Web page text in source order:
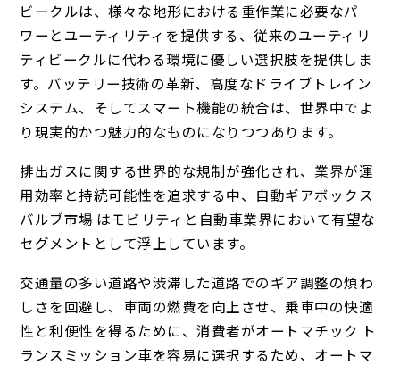
ビークルは、様々な地形における重作業に必要なパ
ワーとユーティリティを提供する、従来のユーティリ
ティビークルに代わる環境に優しい選択肢を提供しま
す。バッテリー技術の革新、高度なドライブトレイン
システム、そしてスマート機能の統合は、世界中でよ
り現実的かつ魅力的なものになりつつあります。
排出ガスに関する世界的な規制が強化され、業界が運
用効率と持続可能性を追求する中、自動ギアボックス
バルブ市場 はモビリティと自動車業界において有望な
セグメントとして浮上しています。
交通量の多い道路や渋滞した道路でのギア調整の煩わ
しさを回避し、車両の燃費を向上させ、乗車中の快適
性と利便性を得るために、消費者がオートマチック ト
ランスミッション車を容易に選択するため、オートマ